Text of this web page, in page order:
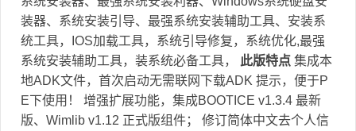
装器、系统安装引导、最强系统安装辅助工具、安装系
统工具，IOS加载工具，系统引导修复，系统优化,最强
系统安装辅助工具，装系统必备工具，
此版特点 集成本
地ADK文件，首次启动无需联网下载ADK 提示，便于P
E下使用！ 增强扩展功能，集成BOOTICE v1.3.4 最新
版、Wimlib v1.12 正式版组件； 修订简体中文去个人信